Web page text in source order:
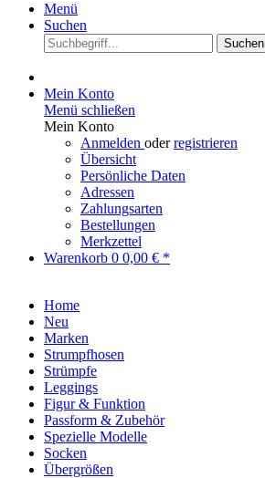
Menü
Suchen
Suchen
Mein Konto
Menü schließen
Mein Konto
Anmelden oderregistrieren
Übersicht
Persönliche Daten
Adressen
Zahlungsarten
Bestellungen
Merkzettel
Warenkorb 0 0,00 € *
Home
Neu
Marken
Strumpfhosen
Strümpfe
Leggings
Figur & Funktion
Passform & Zubehör
Spezielle Modelle
Socken
Übergrößen